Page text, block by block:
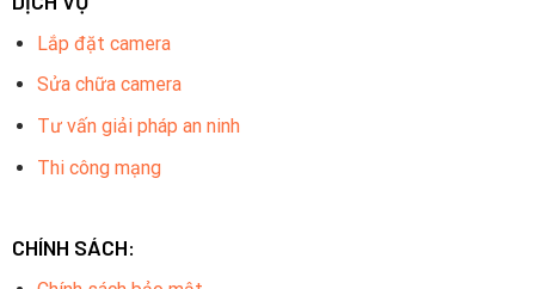
Lắp đặt camera
Sửa chữa camera
Tư vấn giải pháp an ninh
Thi công mạng
CHÍNH SÁCH: